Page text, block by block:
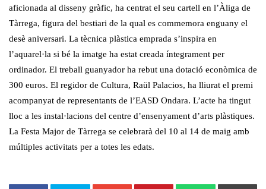
aficionada al disseny gràfic, ha centrat el seu cartell en l’Àliga de
Tàrrega, figura del bestiari de la qual es commemora enguany el
desè aniversari. La tècnica plàstica emprada s’inspira en
l’aquarel·la si bé la imatge ha estat creada íntegrament per
ordinador. El treball guanyador ha rebut una dotació econòmica de
300 euros. El regidor de Cultura, Raül Palacios, ha lliurat el premi
acompanyat de representants de l’EASD Ondara. L’acte ha tingut
lloc a les instal·lacions del centre d’ensenyament d’arts plàstiques.
La Festa Major de Tàrrega se celebrarà del 10 al 14 de maig amb
múltiples activitats per a totes les edats.